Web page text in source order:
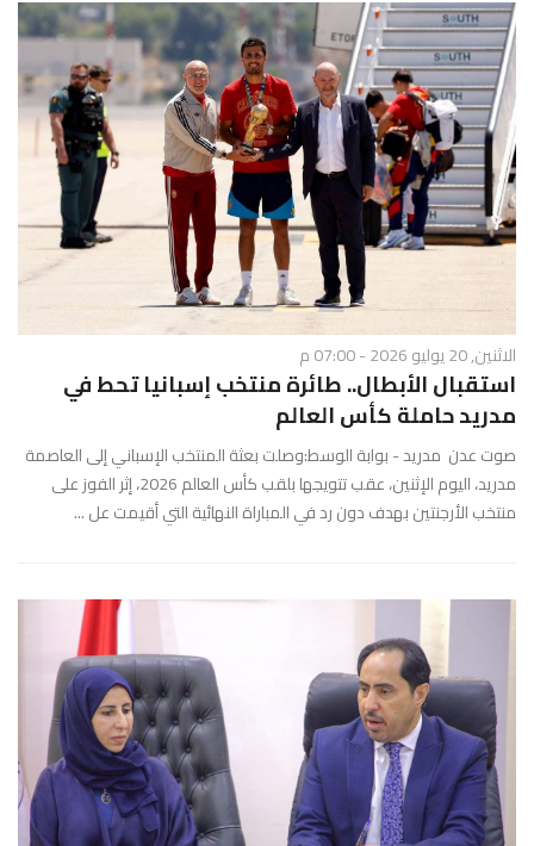
الاثنين, 20 يوليو 2026 - 07:00 م
استقبال الأبطال.. طائرة منتخب إسبانيا تحط في
مدريد حاملة كأس العالم
صوت عدن مدريد - بوابة الوسط:وصلت بعثة المنتخب الإسباني إلى العاصمة
مدريد، اليوم الإثنين، عقب تتويجها بلقب كأس العالم 2026، إثر الفوز على
منتخب الأرجنتين بهدف دون رد في المباراة النهائية التي أقيمت عل ...